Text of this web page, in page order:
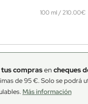
100 ml / 210.00€
tus comprasen cheques
de 95 €. Solo se podrá
Más información